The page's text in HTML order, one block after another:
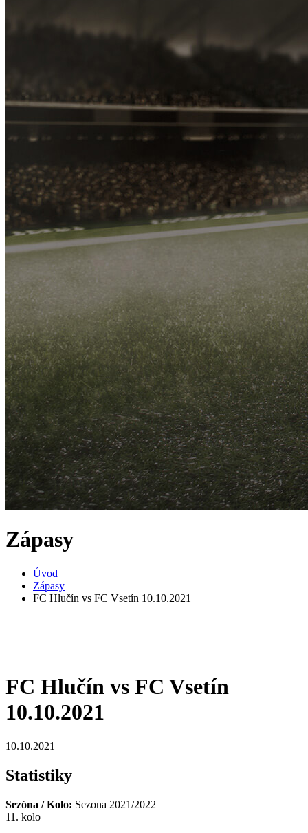
Zápasy
Úvod
Zápasy
FC Hlučín vs FC Vsetín 10.10.2021
FC Hlučín vs FC Vsetín
10.10.2021
10.10.2021
Statistiky
Sezóna / Kolo: Sezona 2021/2022
11. kolo